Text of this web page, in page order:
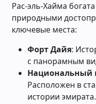
Рас-эль-Хайма
природными
ключевые места:
Форт Дайя:
с панорамным
Национальный
Расположен в
истории эмирата.